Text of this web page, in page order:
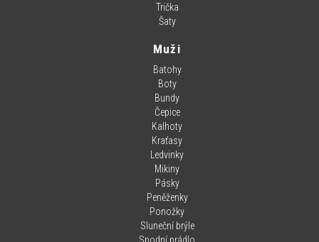
Trička
Šaty
Muži
Batohy
Boty
Bundy
Čepice
Kalhoty
Kraťasy
Ledvinky
Mikiny
Pásky
Peněženky
Ponožky
Sluneční brýle
Spodní prádlo